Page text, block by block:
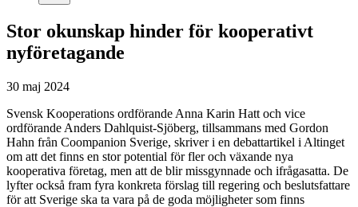
Stor okunskap hinder för kooperativt
nyföretagande
30 maj 2024
Svensk Kooperations ordförande Anna Karin Hatt och vice
ordförande Anders Dahlquist-Sjöberg, tillsammans med Gordon
Hahn från Coompanion Sverige, skriver i en debattartikel i Altinget
om att det finns en stor potential för fler och växande nya
kooperativa företag, men att de blir missgynnade och ifrågasatta. De
lyfter också fram fyra konkreta förslag till regering och beslutsfattare
för att Sverige ska ta vara på de goda möjligheter som finns